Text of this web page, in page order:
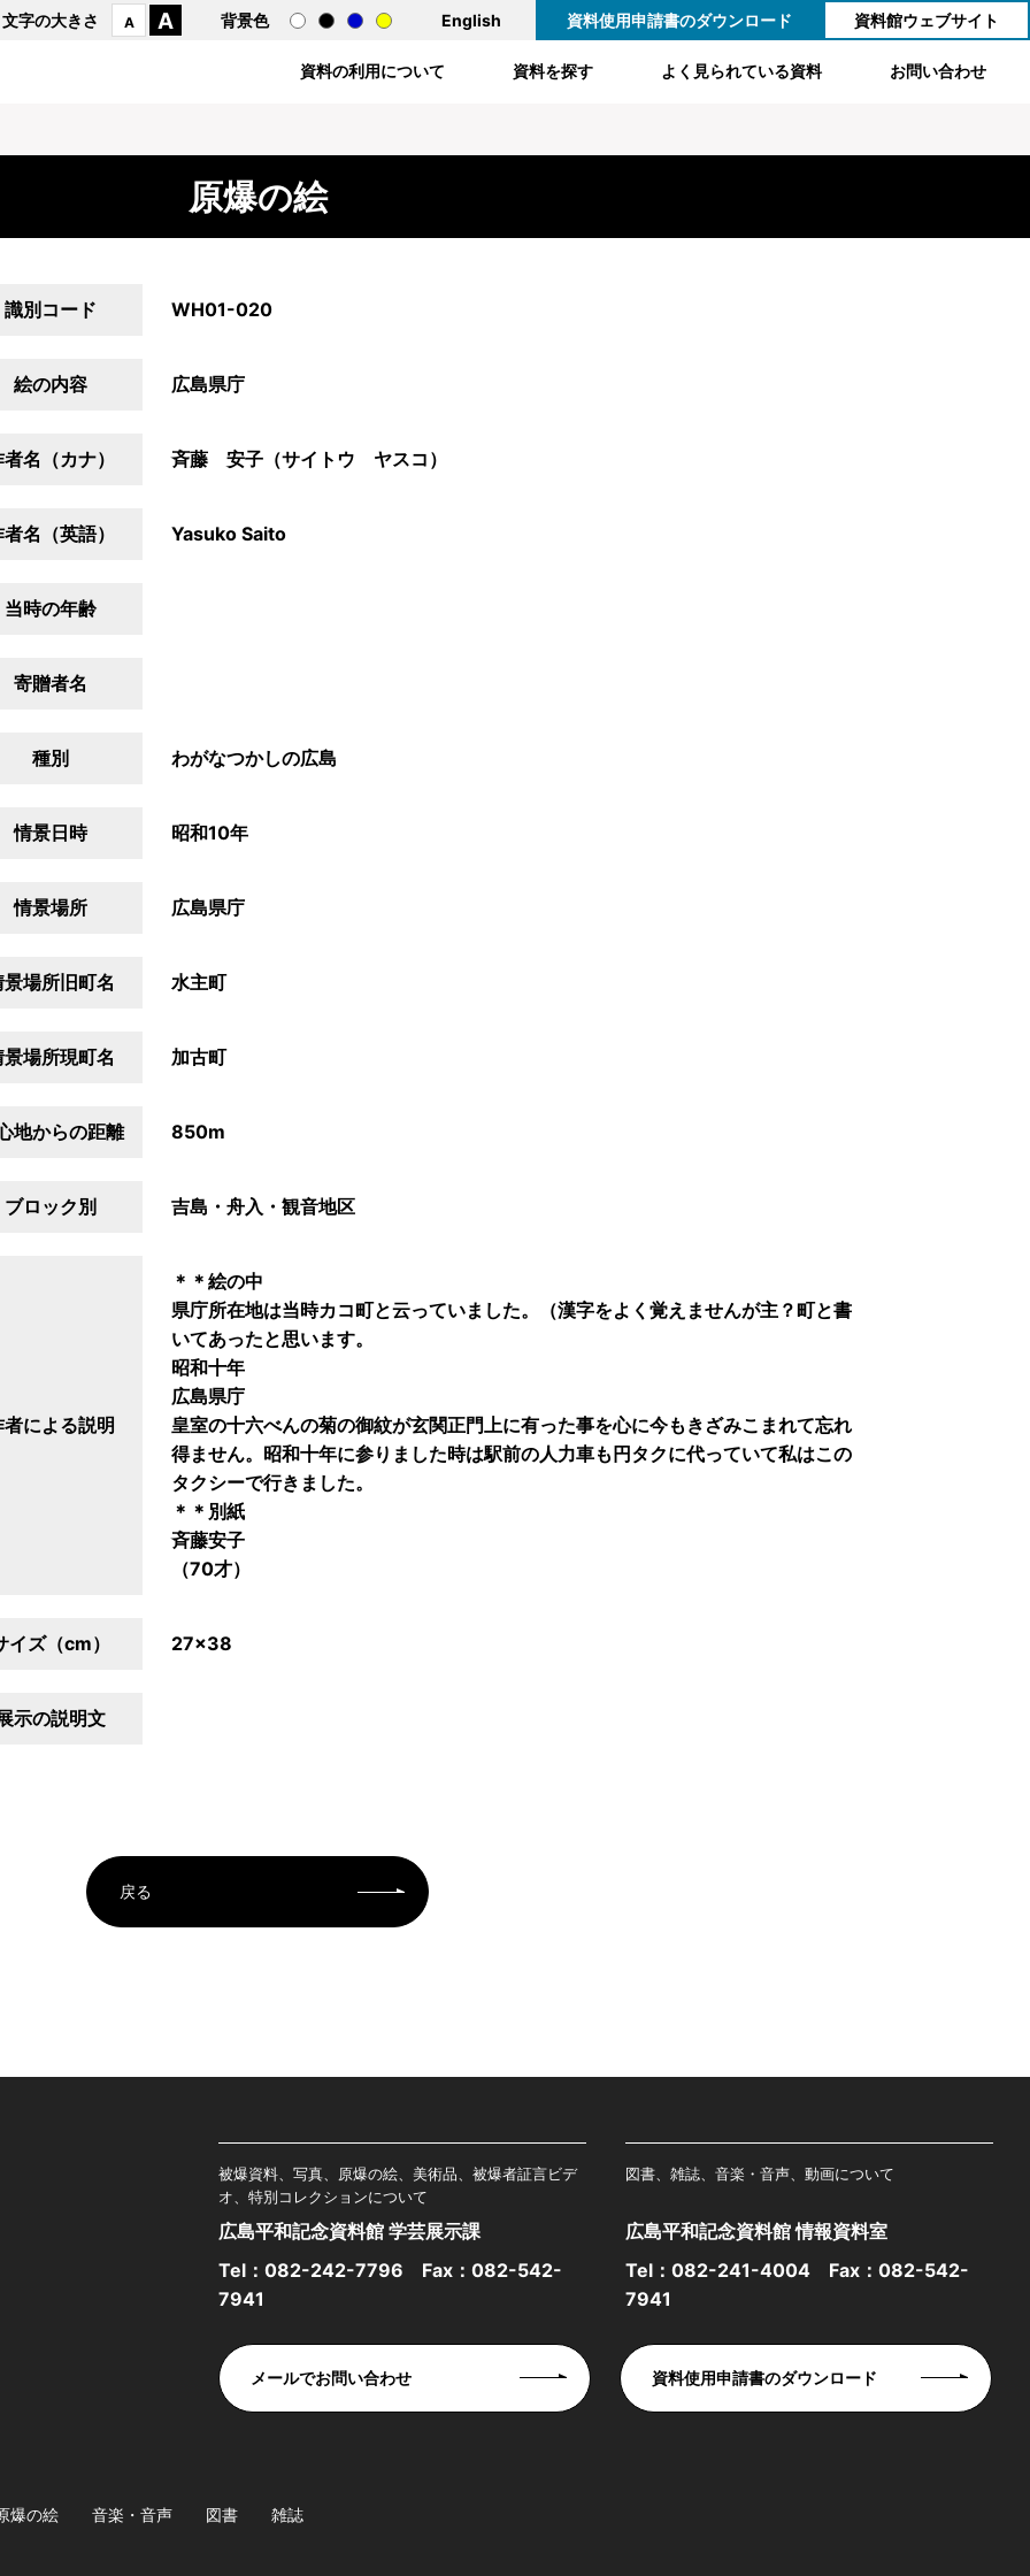
文字の大きさ A A 背景色 English 資料使用申請書のダウンロード 資料館ウェブサイト
資料の利用について 資料を探す よく見られている資料 お問い合わせ
原爆の絵
識別コード WH01-020
絵の内容 広島県庁
名（カナ） 斉藤 安子（サイトウ ヤスコ）
名（英語） Yasuko Saito
当時の年齢
寄贈者名
種別 わがなつかしの広島
情景日時 昭和10年
情景場所 広島県庁
景場所旧町名 水主町
景場所現町名 加古町
地からの距離 850m
ブロック別 吉島・舟入・観音地区
者による説明
＊＊絵の中
県庁所在地は当時カコ町と云っていました。（漢字をよく覚えませんが主？町と書
いてあったと思います。
昭和十年
広島県庁
皇室の十六べんの菊の御紋が玄関正門上に有った事を心に今もきざみこまれて忘れ
得ません。昭和十年に参りました時は駅前の人力車も円タクに代っていて私はこの
タクシーで行きました。
＊＊別紙
斉藤安子
（70才）
イズ（cm） 27×38
示の説明文
戻る
被爆資料、写真、原爆の絵、美術品、被爆者証言ビデ
オ、特別コレクションについて
広島平和記念資料館 学芸展示課
Tel： 082-242-7796 Fax：082-542-
7941
図書、雑誌、音楽・音声、動画について
広島平和記念資料館 情報資料室
Tel： 082-241-4004 Fax：082-542-
7941
メールでお問い合わせ 資料使用申請書のダウンロード
爆の絵 音楽・音声 図書 雑誌